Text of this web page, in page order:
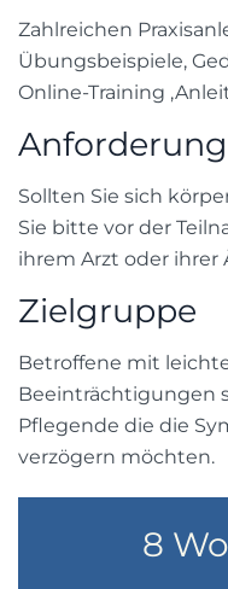
Zahlreichen
Übungsbeispiele,
Online-Training
Sollten Sie sich
Sie bitte vor der
ihrem Arzt oder ihrer
Zielgruppe
Betroffene mit
Beeinträchtigungen
Pflegende die die
verzögern möchten.
8